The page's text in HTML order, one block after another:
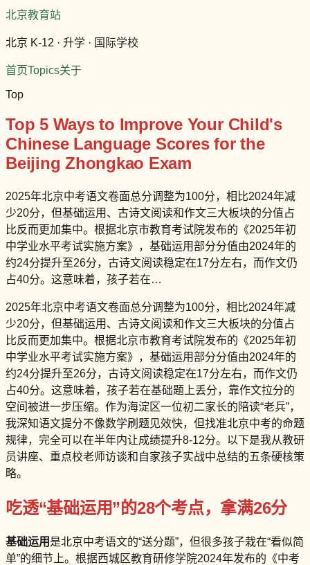
北京教育站
北京 K-12 · 升学 · 国际学校
首页Topics关于
Top
Top 5 Ways to Improve Your Child's
Chinese Language Scores for the
Beijing Zhongkao Exam
2025年北京中考语文卷面总分调整为100分，相比2024年减
少20分，但基础运用、古诗文阅读和作文三大板块的分值占
比反而更加集中。根据北京市教育考试院发布的《2025年初
中学业水平考试实施方案》，基础运用部分分值由2024年的
约24分提升至26分，古诗文阅读稳定在17分左右，而作文仍
占40分。这意味着，孩子若在…
2025年北京中考语文卷面总分调整为100分，相比2024年减
少20分，但基础运用、古诗文阅读和作文三大板块的分值占
比反而更加集中。根据北京市教育考试院发布的《2025年初
中学业水平考试实施方案》，基础运用部分分值由2024年的
约24分提升至26分，古诗文阅读稳定在17分左右，而作文仍
占40分。这意味着，孩子若在基础题上丢分，靠作文拉分的
空间被进一步压缩。作为海淀区一位初二家长的陪读“老兵”，
我深知语文提分不像数学刷题见效快，但找准北京中考的命题
规律，完全可以在半年内让成绩提升8-12分。以下是我从教研
员讲座、重点校老师访谈和自家孩子实战中总结的五条硬核策
略。
吃透“基础运用”的28个考点，拿满26分
基础运用 是北京中考语文的“送分题”，但很多孩子栽在“看似简
单”的细节上。根据西城区教育研修学院2024年发布的《中考